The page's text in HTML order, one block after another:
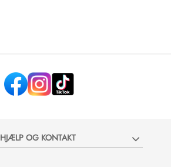
HJÆLP OG KONTAKT